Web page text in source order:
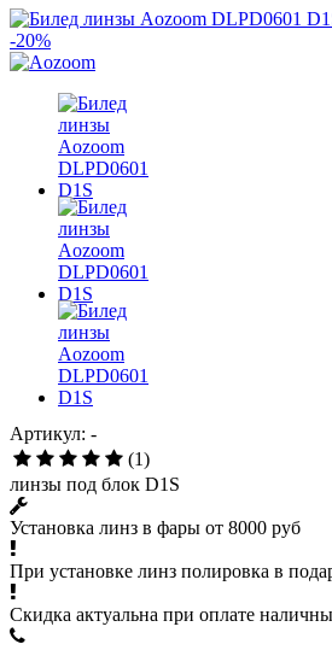
-20%
Артикул: -
(1)
линзы под блок D1S
Установка линз в фары от 8000 руб
При установке линз полировка в
Скидка актуальна при оплате